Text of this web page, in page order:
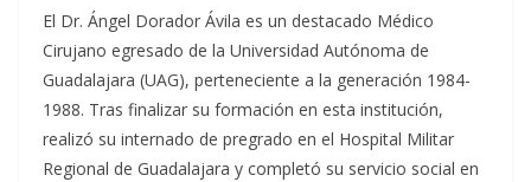
El Dr. Ángel Dorador Ávila es un destacado Médico
Cirujano egresado de la Universidad Autónoma de
Guadalajara (UAG), perteneciente a la generación 1984-
1988. Tras finalizar su formación en esta institución,
realizó su internado de pregrado en el Hospital Militar
Regional de Guadalajara y completó su servicio social en